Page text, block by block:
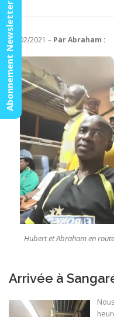
06/02/2021 – Par Abraham :
Hubert et Abraham en
Arrivée à
Abonnement Newsletter